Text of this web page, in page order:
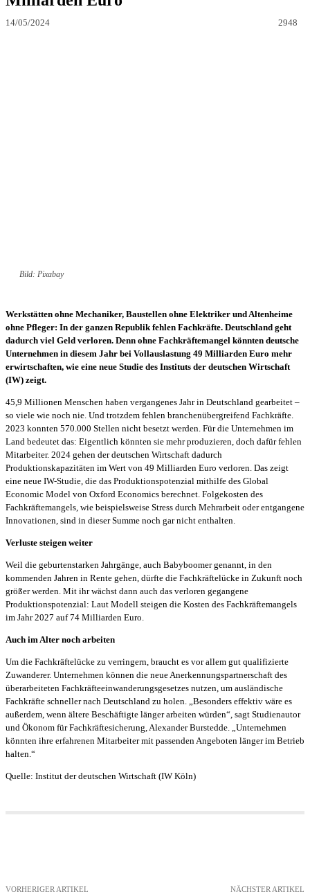
14/05/2024 2948
Bild: Pixabay
Werkstätten ohne Mechaniker, Baustellen ohne Elektriker und Altenheime
ohne Pfleger: In der ganzen Republik fehlen Fachkräfte. Deutschland geht
dadurch viel Geld verloren. Denn ohne Fachkräftemangel könnten deutsche
Unternehmen in diesem Jahr bei Vollauslastung 49 Milliarden Euro mehr
erwirtschaften, wie eine neue Studie des Instituts der deutschen Wirtschaft
(IW) zeigt.
45,9 Millionen Menschen haben vergangenes Jahr in Deutschland gearbeitet –
so viele wie noch nie. Und trotzdem fehlen branchenübergreifend Fachkräfte.
2023 konnten 570.000 Stellen nicht besetzt werden. Für die Unternehmen im
Land bedeutet das: Eigentlich könnten sie mehr produzieren, doch dafür fehlen
Mitarbeiter. 2024 gehen der deutschen Wirtschaft dadurch
Produktionskapazitäten im Wert von 49 Milliarden Euro verloren. Das zeigt
eine neue IW-Studie, die das Produktionspotenzial mithilfe des Global
Economic Model von Oxford Economics berechnet. Folgekosten des
Fachkräftemangels, wie beispielsweise Stress durch Mehrarbeit oder entgangene
Innovationen, sind in dieser Summe noch gar nicht enthalten.
Verluste steigen weiter
Weil die geburtenstarken Jahrgänge, auch Babyboomer genannt, in den
kommenden Jahren in Rente gehen, dürfte die Fachkräftelücke in Zukunft noch
größer werden. Mit ihr wächst dann auch das verloren gegangene
Produktionspotenzial: Laut Modell steigen die Kosten des Fachkräftemangels
im Jahr 2027 auf 74 Milliarden Euro.
Auch im Alter noch arbeiten
Um die Fachkräftelücke zu verringern, braucht es vor allem gut qualifizierte
Zuwanderer. Unternehmen können die neue Anerkennungspartnerschaft des
überarbeiteten Fachkräfteeinwanderungsgesetzes nutzen, um ausländische
Fachkräfte schneller nach Deutschland zu holen. „Besonders effektiv wäre es
außerdem, wenn ältere Beschäftigte länger arbeiten würden“, sagt Studienautor
und Ökonom für Fachkräftesicherung, Alexander Burstedde. „Unternehmen
könnten ihre erfahrenen Mitarbeiter mit passenden Angeboten länger im Betrieb
halten.“
Quelle: Institut der deutschen Wirtschaft (IW Köln)
VORHERIGER ARTIKEL NÄCHSTER ARTIKEL